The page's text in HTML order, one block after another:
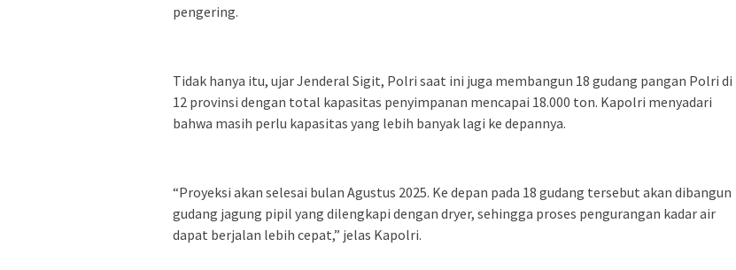
pengering.
Tidak hanya itu, ujar Jenderal Sigit, Polri saat ini juga membangun 18 gudang pangan Polri di
12 provinsi dengan total kapasitas penyimpanan mencapai 18.000 ton. Kapolri menyadari
bahwa masih perlu kapasitas yang lebih banyak lagi ke depannya.
“Proyeksi akan selesai bulan Agustus 2025. Ke depan pada 18 gudang tersebut akan dibangun
gudang jagung pipil yang dilengkapi dengan dryer, sehingga proses pengurangan kadar air
dapat berjalan lebih cepat,” jelas Kapolri.